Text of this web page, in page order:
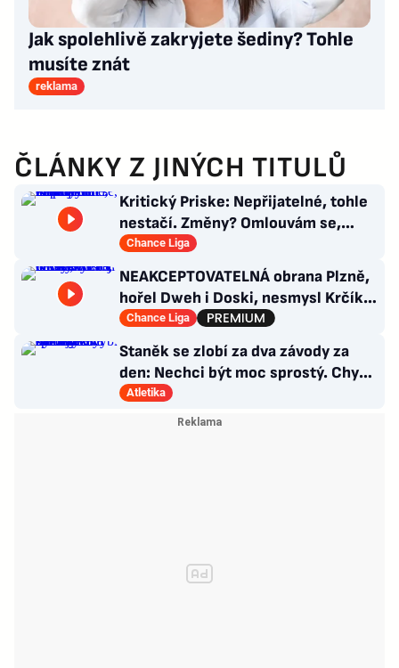
Jak spolehlivě zakryjete šediny? Tohle
musíte znát
reklama
ČLÁNKY Z JINÝCH TITULŮ
Kritický Priske: Nepřijatelné, tohle
nestačí. Změny? Omlouvám se,
nedokážu odpovědět
Chance Liga
NEAKCEPTOVATELNÁ obrana Plzně,
hořel Dweh i Doski, nesmysl Krčíka.
Ustojí to Hyský?
Chance Liga
Staněk se zlobí za dva závody za
den: Nechci být moc sprostý. Chybí
nám styčný důstojník
Atletika